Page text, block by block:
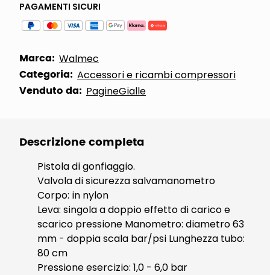
PAGAMENTI SICURI
Marca: Walmec
Categoria: Accessori e ricambi compressori
Venduto da: PagineGialle
Descrizione completa
Pistola di gonfiaggio.
Valvola di sicurezza salvamanometro
Corpo: in nylon
Leva: singola a doppio effetto di carico e
scarico pressione Manometro: diametro 63
mm - doppia scala bar/psi Lunghezza tubo:
80 cm
Pressione esercizio: 1,0 - 6,0 bar